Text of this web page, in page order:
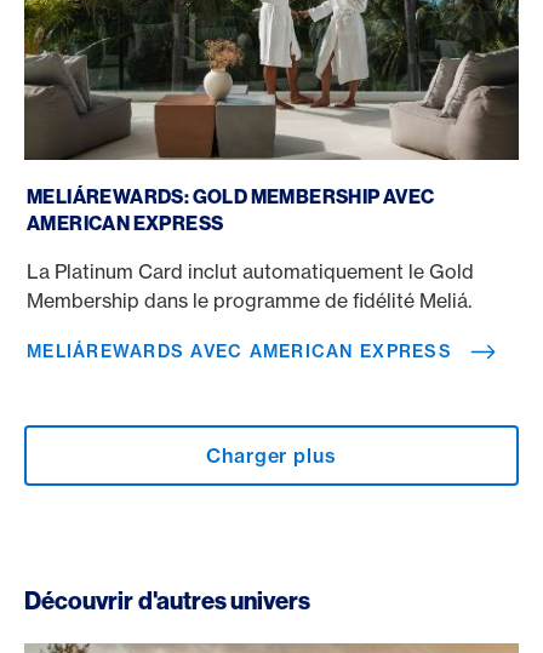
MELIÁREWARDS: GOLD MEMBERSHIP AVEC
AMERICAN EXPRESS
La Platinum Card inclut automatiquement le Gold
Membership dans le programme de fidélité Meliá.
MELIÁREWARDS AVEC AMERICAN EXPRESS
Charger plus
Découvrir d'autres univers